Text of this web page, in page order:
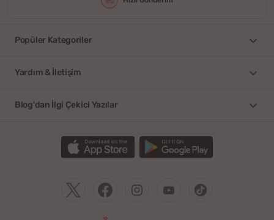
Popüler Kategoriler
Yardım & İletişim
Blog'dan İlgi Çekici Yazılar